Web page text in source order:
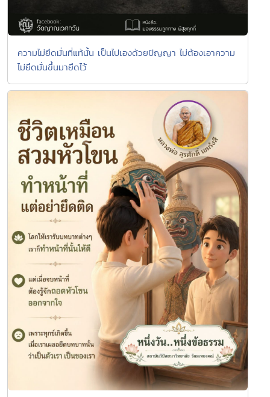
ความไม่ยึดมั่นที่แท้นั้น เป็นไปเองด้วยปัญญา ไม่ต้องเอาความ
ไม่ยึดมั่นขึ้นมายึดไว้